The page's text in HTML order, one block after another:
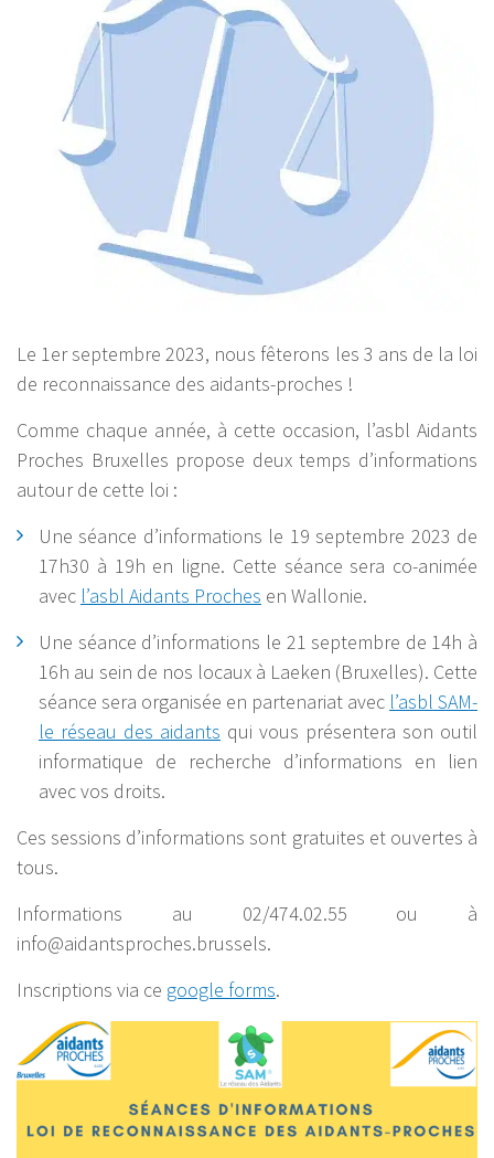
Le 1er septembre 2023, nous fêterons les 3 ans de la loi
de reconnaissance des aidants-proches !
Comme chaque année, à cette occasion, l’asbl Aidants
Proches Bruxelles propose deux temps d’informations
autour de cette loi :
Une séance d’informations le 19 septembre 2023 de
17h30 à 19h en ligne. Cette séance sera co-animée
avec l’asbl Aidants Proches en Wallonie.
Une séance d’informations le 21 septembre de 14h à
16h au sein de nos locaux à Laeken (Bruxelles). Cette
séance sera organisée en partenariat avec l’asbl SAM-
le réseau des aidants qui vous présentera son outil
informatique de recherche d’informations en lien
avec vos droits.
Ces sessions d’informations sont gratuites et ouvertes à
tous.
Informations au 02/474.02.55 ou à
info@aidantsproches.brussels.
Inscriptions via ce google forms.